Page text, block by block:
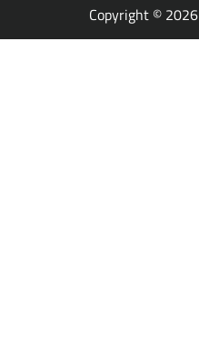
Copyright © 2026